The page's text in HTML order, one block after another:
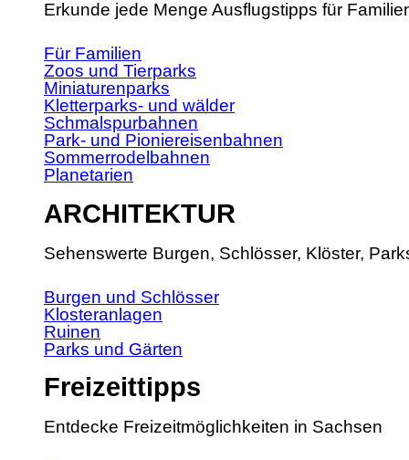
Erkunde jede Menge Ausflugstipps für
Für Familien
Zoos und Tierparks
Miniaturenparks
Kletterparks- und wälder
Schmalspurbahnen
Park- und Pioniereisenbahnen
Sommerrodelbahnen
Planetarien
ARCHITEKTUR
Sehenswerte Burgen, Schlösser, Klöster,
Burgen und Schlösser
Klosteranlagen
Ruinen
Parks und Gärten
Freizeittipps
Entdecke Freizeitmöglichkeiten in Sachsen